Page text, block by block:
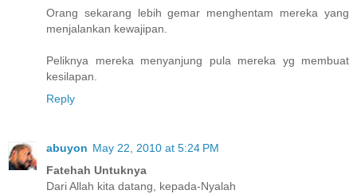
Orang sekarang lebih gemar menghentam mereka yang
menjalankan kewajipan.
Peliknya mereka menyanjung pula mereka yg membuat
kesilapan.
Reply
abuyon May 22, 2010 at 5:24 PM
Fatehah Untuknya
Dari Allah kita datang, kepada-Nyalah